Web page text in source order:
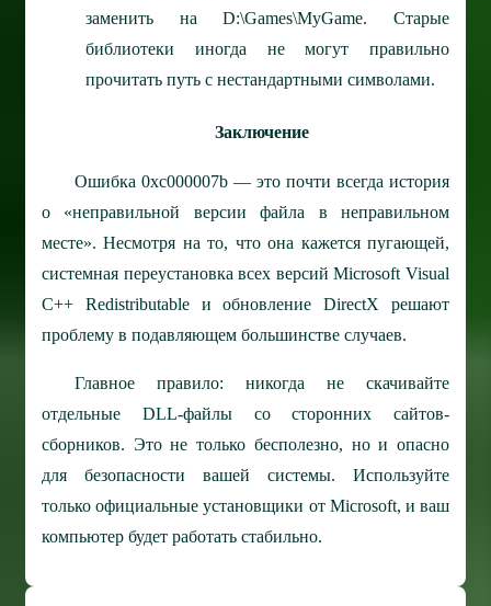
заменить на D:\Games\MyGame. Старые
библиотеки иногда не могут правильно
прочитать путь с нестандартными символами.
Заключение
Ошибка 0xc000007b — это почти всегда история
о «неправильной версии файла в неправильном
месте». Несмотря на то, что она кажется пугающей,
системная переустановка всех версий Microsoft Visual
C++ Redistributable и обновление DirectX решают
проблему в подавляющем большинстве случаев.
Главное правило: никогда не скачивайте
отдельные DLL-файлы со сторонних сайтов-
сборников. Это не только бесполезно, но и опасно
для безопасности вашей системы. Используйте
только официальные установщики от Microsoft, и ваш
компьютер будет работать стабильно.